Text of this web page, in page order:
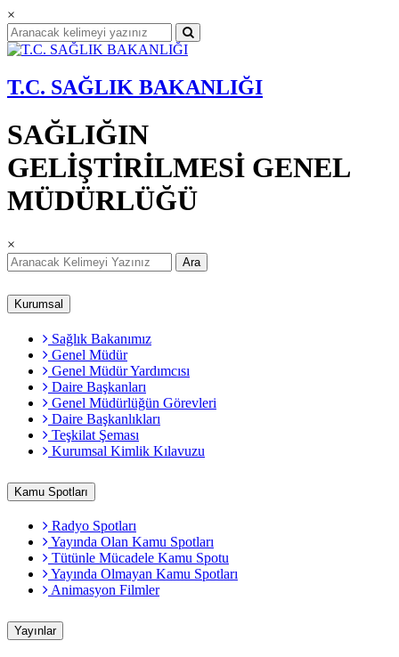
×
T.C. SAĞLIK BAKANLIĞI
SAĞLIĞIN
GELİŞTİRİLMESİ GENEL
MÜDÜRLÜĞÜ
×
Ara
Kurumsal
Sağlık Bakanımız
Genel Müdür
Genel Müdür Yardımcısı
Daire Başkanları
Genel Müdürlüğün Görevleri
Daire Başkanlıkları
Teşkilat Şeması
Kurumsal Kimlik Kılavuzu
Kamu Spotları
Radyo Spotları
Yayında Olan Kamu Spotları
Tütünle Mücadele Kamu Spotu
Yayında Olmayan Kamu Spotları
Animasyon Filmler
Yayınlar